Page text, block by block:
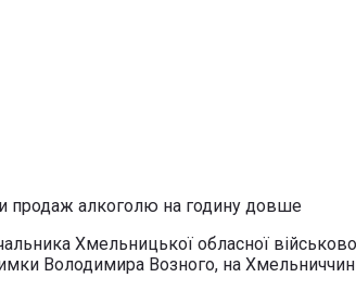
Хмельницької обласної
Володимира Возного, на